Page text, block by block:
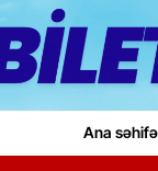
Ana səhifə